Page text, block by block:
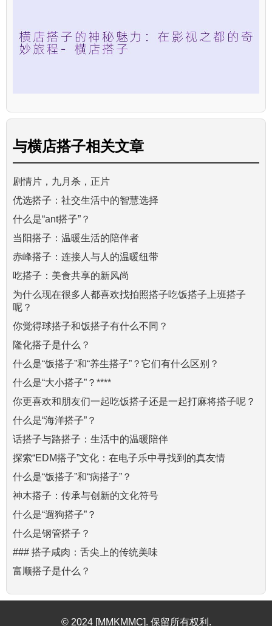
与横店搭子相关文章
剧情片，九月杀，正片
优选搭子：社交生活中的智慧选择
什么是“ant搭子”？
当阳搭子：温暖生活的陪伴者
赤峰搭子：连接人与人的温暖纽带
吃搭子：美食共享的新风尚
为什么现在很多人都喜欢找拍照搭子吃饭搭子上班搭子
呢？
你觉得球搭子和饭搭子有什么不同？
隆化搭子是什么？
什么是“饭搭子”和“养生搭子”？它们有什么区别？
什么是“大小搭子”？****
你更喜欢和朋友们一起吃饭搭子还是一起打麻将搭子呢？
什么是“海洋搭子”？
话搭子与路搭子：生活中的温暖陪伴
探索“EDM搭子”文化：在电子乐中寻找到的真友情
什么是“饭搭子”和“病搭子”？
神木搭子：传承与创新的文化符号
什么是“遛狗搭子”？
什么是钢管搭子？
### 搭子咸肉：舌尖上的传统美味
富顺搭子是什么？
© 2024 [MMKMMC]. 保留所有权利.